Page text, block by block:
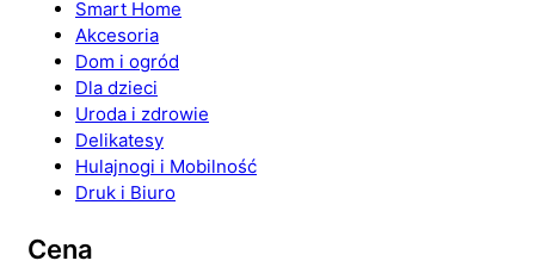
Smart Home
Akcesoria
Dom i ogród
Dla dzieci
Uroda i zdrowie
Delikatesy
Hulajnogi i Mobilność
Druk i Biuro
Cena